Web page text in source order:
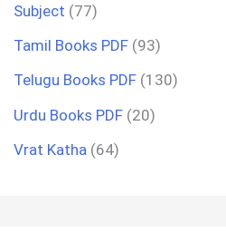
Subject (77)
Tamil Books PDF (93)
Telugu Books PDF (130)
Urdu Books PDF (20)
Vrat Katha (64)